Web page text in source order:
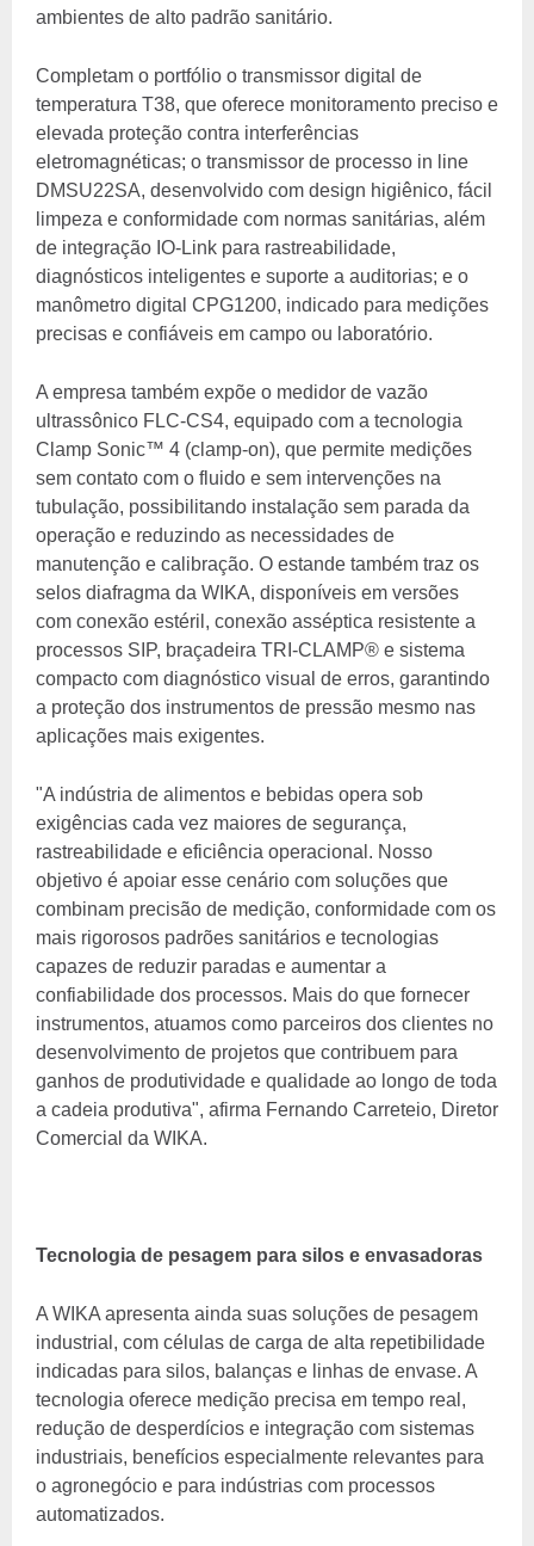
ambientes de alto padrão sanitário.
Completam o portfólio o transmissor digital de
temperatura T38, que oferece monitoramento preciso e
elevada proteção contra interferências
eletromagnéticas; o transmissor de processo in line
DMSU22SA, desenvolvido com design higiênico, fácil
limpeza e conformidade com normas sanitárias, além
de integração IO-Link para rastreabilidade,
diagnósticos inteligentes e suporte a auditorias; e o
manômetro digital CPG1200, indicado para medições
precisas e confiáveis em campo ou laboratório.
A empresa também expõe o medidor de vazão
ultrassônico FLC-CS4, equipado com a tecnologia
Clamp Sonic™ 4 (clamp-on), que permite medições
sem contato com o fluido e sem intervenções na
tubulação, possibilitando instalação sem parada da
operação e reduzindo as necessidades de
manutenção e calibração. O estande também traz os
selos diafragma da WIKA, disponíveis em versões
com conexão estéril, conexão asséptica resistente a
processos SIP, braçadeira TRI-CLAMP® e sistema
compacto com diagnóstico visual de erros, garantindo
a proteção dos instrumentos de pressão mesmo nas
aplicações mais exigentes.
"A indústria de alimentos e bebidas opera sob
exigências cada vez maiores de segurança,
rastreabilidade e eficiência operacional. Nosso
objetivo é apoiar esse cenário com soluções que
combinam precisão de medição, conformidade com os
mais rigorosos padrões sanitários e tecnologias
capazes de reduzir paradas e aumentar a
confiabilidade dos processos. Mais do que fornecer
instrumentos, atuamos como parceiros dos clientes no
desenvolvimento de projetos que contribuem para
ganhos de produtividade e qualidade ao longo de toda
a cadeia produtiva", afirma Fernando Carreteio, Diretor
Comercial da WIKA.
Tecnologia de pesagem para silos e envasadoras
A WIKA apresenta ainda suas soluções de pesagem
industrial, com células de carga de alta repetibilidade
indicadas para silos, balanças e linhas de envase. A
tecnologia oferece medição precisa em tempo real,
redução de desperdícios e integração com sistemas
industriais, benefícios especialmente relevantes para
o agronegócio e para indústrias com processos
automatizados.